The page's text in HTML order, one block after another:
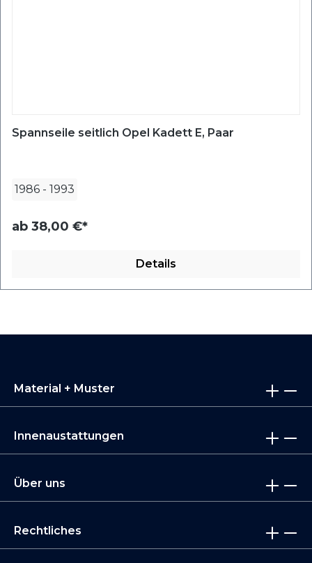
Spannseile seitlich Opel Kadett E, Paar
1986 - 1993
ab 38,00 €*
Details
Material + Muster
Innenaustattungen
Über uns
Rechtliches